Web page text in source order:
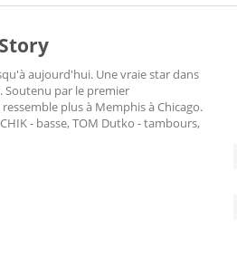
aujourd'hui. Une vraie star dans
Soutenu par le premier
plus à Memphis à Chicago.
- basse, TOM Dutko - tambours,